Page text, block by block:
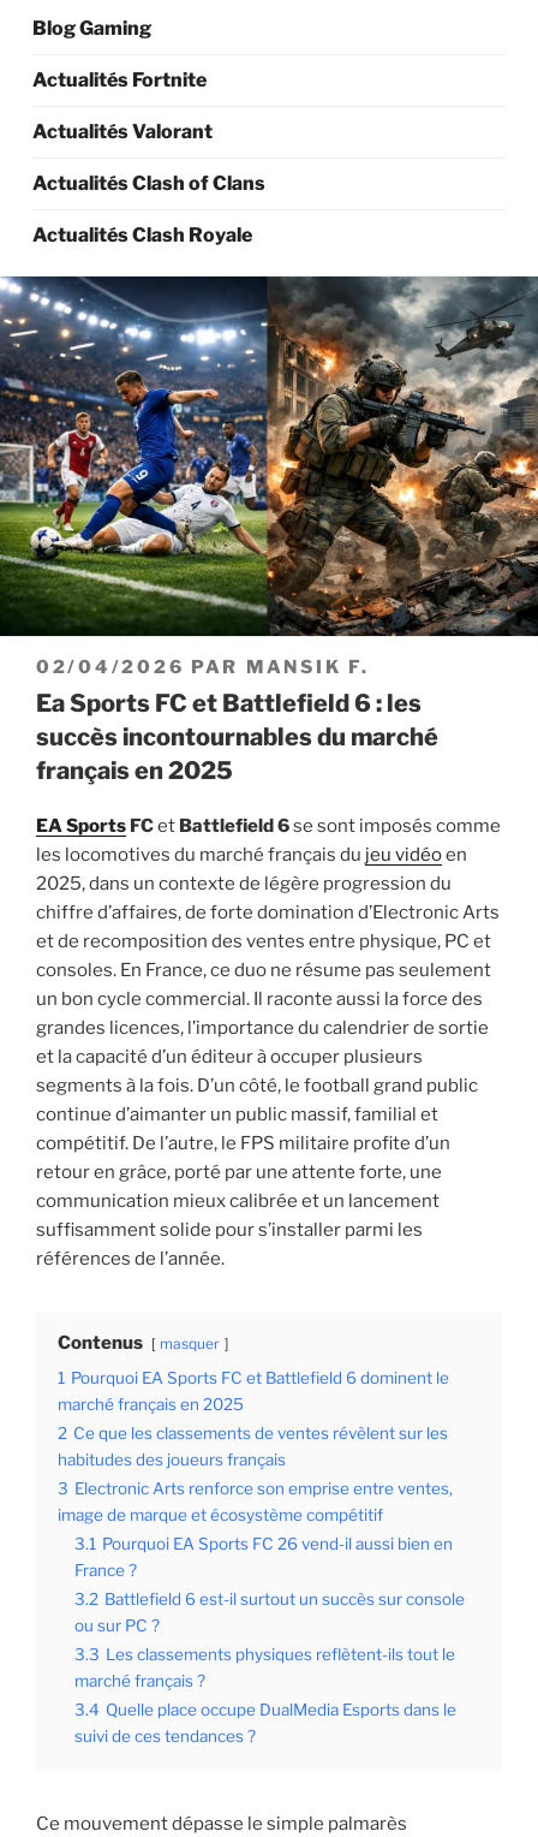
Blog Gaming
Actualités Fortnite
Actualités Valorant
Actualités Clash of Clans
Actualités Clash Royale
PUBLIÉ
LE
02/04/2026 PAR MANSIK F.
Ea Sports FC et Battlefield 6 : les
succès incontournables du marché
français en 2025
EA Sports FCet Battlefield 6se sont imposés comme
les locomotives du marché français du jeu vidéoen
2025, dans un contexte de légère progression du
chiffre d’affaires, de forte domination d’Electronic Arts
et de recomposition des ventes entre physique, PC et
consoles. En France, ce duo ne résume pas seulement
un bon cycle commercial. Il raconte aussi la force des
grandes licences, l’importance du calendrier de sortie
et la capacité d’un éditeur à occuper plusieurs
segments à la fois. D’un côté, le football grand public
continue d’aimanter un public massif, familial et
compétitif. De l’autre, le FPS militaire profite d’un
retour en grâce, porté par une attente forte, une
communication mieux calibrée et un lancement
suffisamment solide pour s’installer parmi les
références de l’année.
Contenus masquer
1 Pourquoi EA Sports FC et Battlefield 6 dominent le
marché français en 2025
2 Ce que les classements de ventes révèlent sur les
habitudes des joueurs français
3 Electronic Arts renforce son emprise entre ventes,
image de marque et écosystème compétitif
3.1 Pourquoi EA Sports FC 26 vend-il aussi bien en
France ?
3.2 Battlefield 6 est-il surtout un succès sur console
ou sur PC ?
3.3 Les classements physiques reflètent-ils tout le
marché français ?
3.4 Quelle place occupe DualMedia Esports dans le
suivi de ces tendances ?
Ce mouvement dépasse le simple palmarès